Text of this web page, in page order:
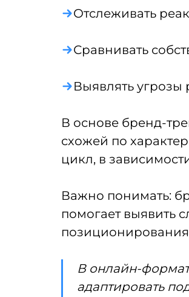
Отслеживать
Сравнивать
Выявлять угрозы
В основе бренд-
схожей по
цикл, в
Важно понимать:
помогает выявить
В онлайн-
адаптировать